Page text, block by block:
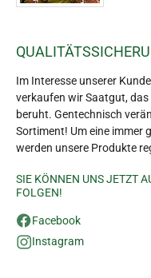
Im Interesse unserer
verkaufen wir Saatgut,
beruht. Gentechnisch
Sortiment! Um eine immer
werden unsere Produkte
SIE KÖNNEN UNS JETZT
FOLGEN!
Facebook
Instagram